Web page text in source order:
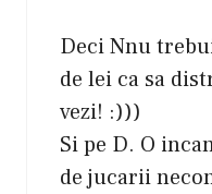
Deci Nnu
de lei ca sa
vezi! :)))
Si pe D. O
de jucarii